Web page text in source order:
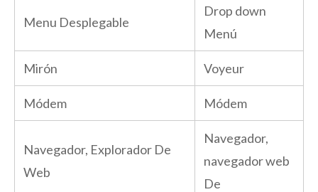
Menu Desplegable
Drop down
Menú
Mirón Voyeur
Módem Módem
Navegador, Explorador De
Web
Navegador,
navegador web
De